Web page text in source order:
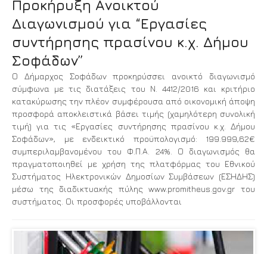
Προκήρυξη Ανοικτού
Διαγωνισμού για “Εργασίες
συντήρησης πρασίνου κ.χ. Δήμου
Σοφάδων”
Ο Δήμαρχος Σοφάδων προκηρύσσει ανοικτό διαγωνισμό
σύμφωνα με τις διατάξεις του Ν. 4412/2016 και κριτήριο
κατακύρωσης την πλέον συμφέρουσα από οικονομική άποψη
προσφορά αποκλειστικά βάσει τιμής (χαμηλότερη συνολική
τιμή) για τις «Εργασίες συντήρησης πρασίνου κ.χ. Δήμου
Σοφάδων», με ενδεικτικό προϋπολογισμό: 199.999,62€
συμπεριλαμβανομένου του Φ.Π.Α. 24%. Ο διαγωνισμός θα
πραγματοποιηθεί με χρήση της πλατφόρμας του Εθνικού
Συστήματος Ηλεκτρονικών Δημοσίων Συμβάσεων (ΕΣΗΔΗΣ)
μέσω της διαδικτυακής πύλης www.promitheus.gov.gr του
συστήματος. Οι προσφορές υποβάλλονται